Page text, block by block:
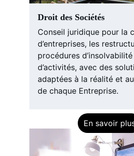
Droit des Sociétés
Conseil juridique pour la
d’entreprises, les
procédures
d’activités, avec des
adaptées à la réalité et
de chaque Entreprise.
En savoir